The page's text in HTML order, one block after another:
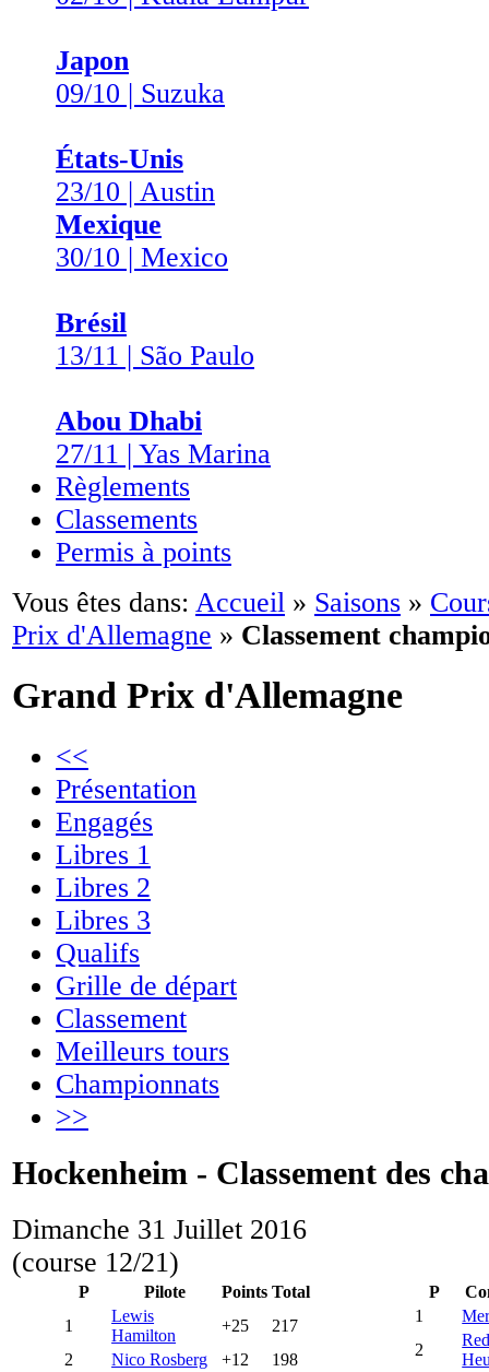
Japon
09/10 | Suzuka
États-Unis
23/10 | Austin
Mexique
30/10 | Mexico
Brésil
13/11 | São Paulo
Abou Dhabi
27/11 | Yas Marina
Règlements
Classements
Permis à points
Vous êtes dans: Accueil » Saisons »
Prix d'Allemagne » Classement
Grand Prix d'Allemagne
<<
Présentation
Engagés
Libres 1
Libres 2
Libres 3
Qualifs
Grille de départ
Classement
Meilleurs tours
Championnats
>>
Hockenheim - Classement des
Dimanche 31 Juillet 2016
(course 12/21)
P Pilote Points Total
1
Lewis
Hamilton
+25
217
2
Nico Rosberg +12
198
P
1
2